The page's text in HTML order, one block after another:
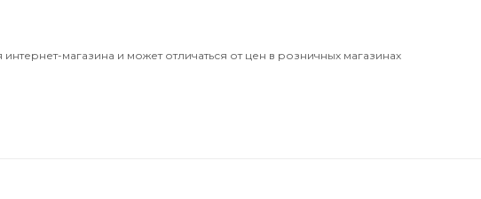
интернет-магазина и может отличаться от цен в розничных магазинах